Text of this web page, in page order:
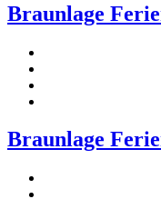
Braunlage
Braunlage